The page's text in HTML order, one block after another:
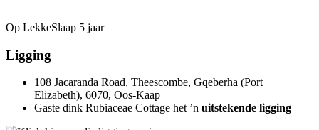
Op LekkeSlaap 5 jaar
Ligging
108 Jacaranda Road, Theescombe, Gqeberha (Port
Elizabeth), 6070, Oos-Kaap
Gaste dink Rubiaceae Cottage het ’n uitstekende ligging